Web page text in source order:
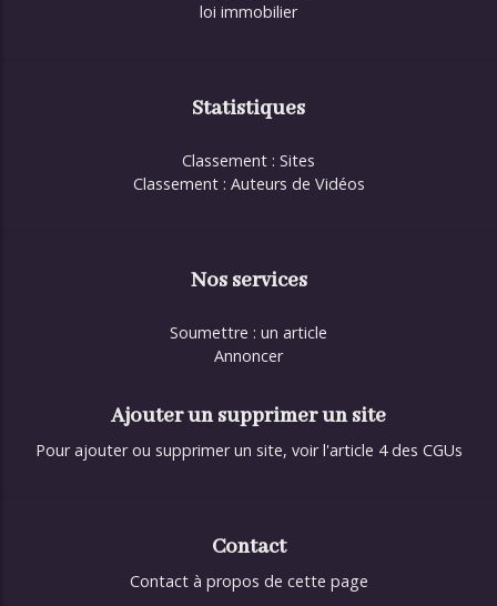
loi immobilier
Statistiques
Classement : Sites
Classement : Auteurs de Vidéos
Nos services
Soumettre : un article
Annoncer
Ajouter un supprimer un site
Pour ajouter ou supprimer un site, voir l'article 4 des CGUs
Contact
Contact à propos de cette page